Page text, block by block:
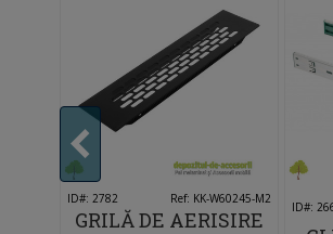
Îmi place
ID#: 2782 Ref: KK-W60245-M2
GRILĂ DE AERISIRE
ID#: